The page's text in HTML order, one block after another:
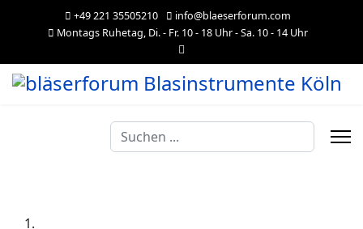
+49 221 35505210
info@blaeserforum.com
Montags Ruhetag, Di. - Fr. 10 - 18 Uhr - Sa. 10 - 14 Uhr
Suchen
...